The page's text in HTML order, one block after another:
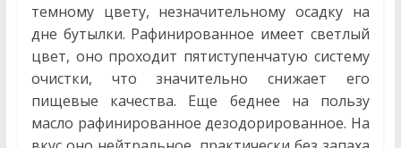
темному цвету, незначительному осадку на
дне бутылки. Рафинированное имеет светлый
цвет, оно проходит пятиступенчатую систему
очистки, что значительно снижает его
пищевые качества. Еще беднее на пользу
масло рафинированное дезодорированное. На